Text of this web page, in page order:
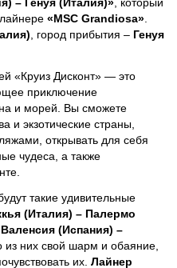
«MSC Grandiosa»
, город прибытия – Генуя
«Круиз Дисконт» — это
приключение
и морей. Вы сможете
и экзотические страны,
открывать для себя
чудеса, а также
такие удивительные
(Италия) – Палермо
(Испания) –
из них свой шарм и обаяние,
их. Лайнер